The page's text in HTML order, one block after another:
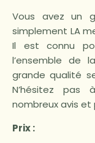
Vous avez un
simplement LA
Il est connu
l’ensemble de
grande qualité
N’hésitez pas
nombreux avis
Prix :